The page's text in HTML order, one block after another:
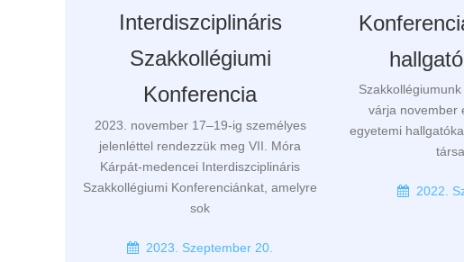
Interdiszciplináris
Szakkollégiumi
Konferencia
2023. november 17–19-ig személyes
jelenléttel rendezzük meg VII. Móra
Kárpát-medencei Interdiszciplináris
Szakkollégiumi Konferenciánkat, amelyre
sok
2023. Szeptember 20.
várja november
egyetemi
2022.